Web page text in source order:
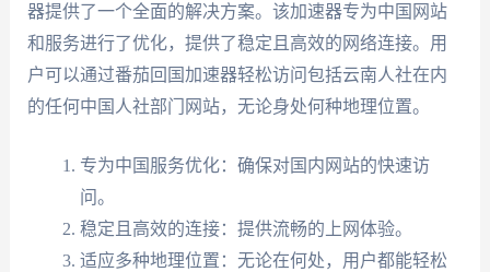
器提供了一个全面的解决方案。该加速器专为中国网站
和服务进行了优化，提供了稳定且高效的网络连接。用
户可以通过番茄回国加速器轻松访问包括云南人社在内
的任何中国人社部门网站，无论身处何种地理位置。
专为中国服务优化：确保对国内网站的快速访
问。
稳定且高效的连接：提供流畅的上网体验。
适应多种地理位置：无论在何处，用户都能轻松